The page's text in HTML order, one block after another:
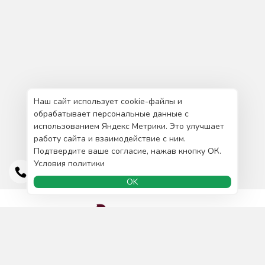
Наш сайт использует cookie-файлы и
обрабатывает персональные данные с
использованием Яндекс Метрики. Это улучшает
работу сайта и взаимодействие с ним.
Подтвердите ваше согласие, нажав кнопку ОК.
Условия политики
OK